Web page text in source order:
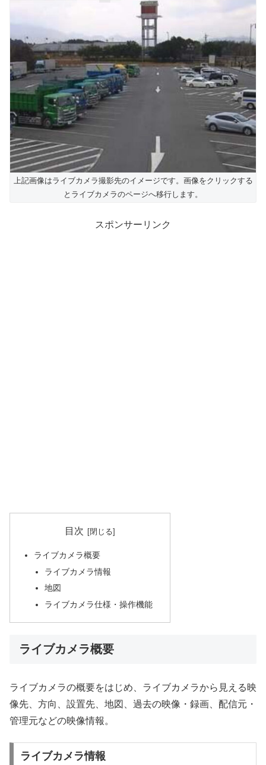
上記画像はライブカメラ撮影先のイメージです。画像をクリックする
とライブカメラのページへ移行します。
スポンサーリンク
目次
ライブカメラ概要
ライブカメラ情報
地図
ライブカメラ仕様・操作機能
ライブカメラ概要
ライブカメラの概要をはじめ、ライブカメラから見える映
像先、方向、設置先、地図、過去の映像・録画、配信元・
管理元などの映像情報。
ライブカメラ情報